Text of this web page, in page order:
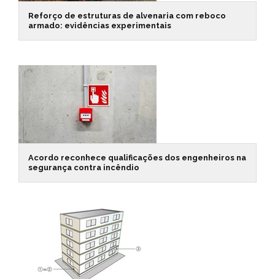
Reforço de estruturas de alvenaria com reboco
armado: evidências experimentais
Acordo reconhece qualificações dos engenheiros na
segurança contra incêndio